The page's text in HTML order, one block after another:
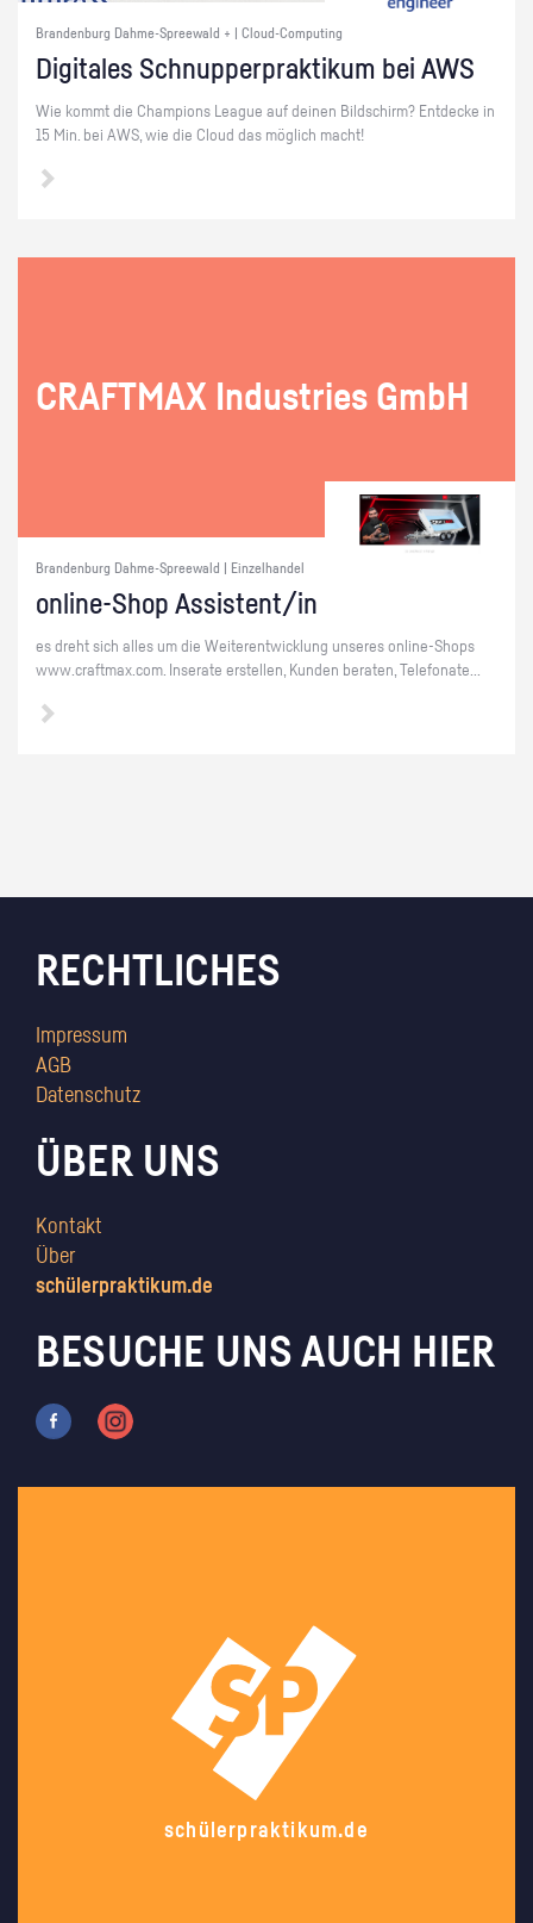
Brandenburg Dahme-Spreewald + | Cloud-Computing
Di­gi­ta­les Schnup­per­prak­ti­kum bei AWS
Wie kommt die Cham­pi­ons Le­ague auf dei­nen Bild­schirm? Ent­de­cke in
15 Min. bei AWS, wie die Cloud das mög­lich macht!
CRAFT­MAX In­dus­tries GmbH
Brandenburg Dahme-Spreewald | Einzelhandel
on­line-Shop As­sis­tent/in
es dreht sich alles um die Wei­ter­ent­wick­lung un­se­res on­line-Shops
www.​craftmax.​com. In­se­ra­te er­stel­len, Kun­den be­ra­ten, Te­le­fo­na­te...
RECHTLICHES
Impressum
AGB
Datenschutz
ÜBER UNS
Kontakt
Über
schülerpraktikum.de
BESUCHE UNS AUCH HIER
schülerpraktikum.de